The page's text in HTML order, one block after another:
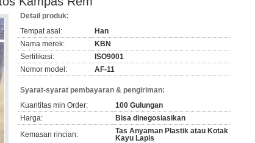
Detail produk:
Tempat asal:
Han
Nama merek:
KBN
Sertifikasi:
ISO9001
Nomor model:
AF-11
Syarat-syarat pembayaran & pengiriman:
Kuantitas min Order:
100 Gulungan
Harga:
Bisa dinegosiasikan
Kemasan rincian:
Tas Anyaman Plastik atau Kotak
Kayu Lapis